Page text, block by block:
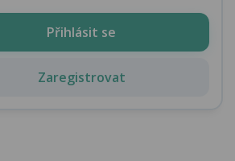
Přihlásit se
Zaregistrovat